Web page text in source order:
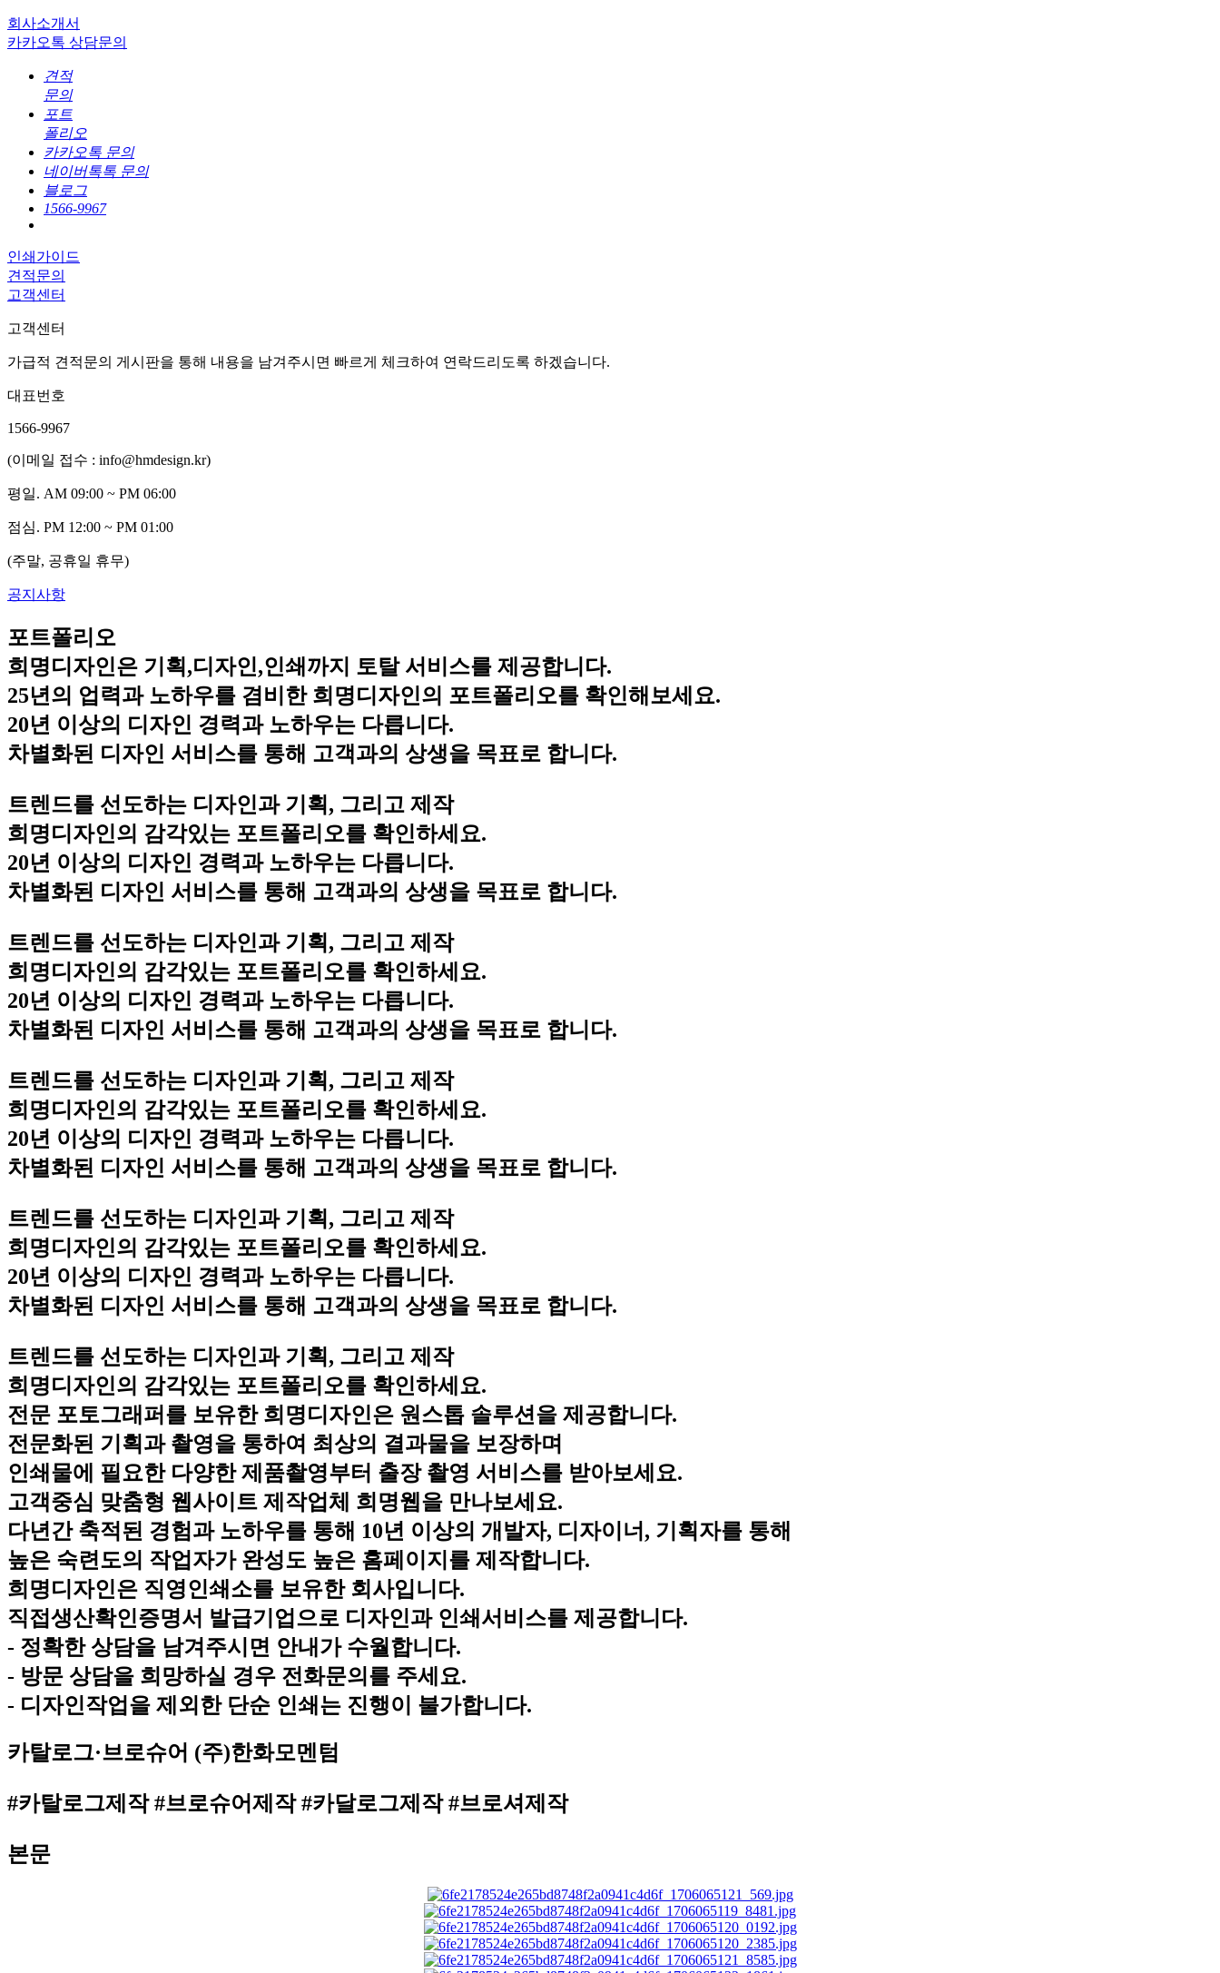
회사소개서
카카오톡 상담문의
견적
문의
포트
폴리오
카카오톡 문의
네이버톡톡 문의
블로그
1566-9967
인쇄가이드
견적문의
고객센터
고객센터
가급적 견적문의 게시판을 통해 내용을 남겨주시면 빠르게 체크하여 연락드리도록 하겠습니다.
대표번호
1566-9967
(이메일 접수 : info@hmdesign.kr)
평일. AM 09:00 ~ PM 06:00
점심. PM 12:00 ~ PM 01:00
(주말, 공휴일 휴무)
공지사항
포트폴리오
희명디자인은 기획,디자인,인쇄까지 토탈 서비스를 제공합니다.
25년의 업력과 노하우를 겸비한 희명디자인의 포트폴리오를 확인해보세요.
20년 이상의 디자인 경력과 노하우는 다릅니다.
차별화된 디자인 서비스를 통해 고객과의 상생을 목표로 합니다.
트렌드를 선도하는 디자인과 기획, 그리고 제작
희명디자인의 감각있는 포트폴리오를 확인하세요.
20년 이상의 디자인 경력과 노하우는 다릅니다.
차별화된 디자인 서비스를 통해 고객과의 상생을 목표로 합니다.
트렌드를 선도하는 디자인과 기획, 그리고 제작
희명디자인의 감각있는 포트폴리오를 확인하세요.
20년 이상의 디자인 경력과 노하우는 다릅니다.
차별화된 디자인 서비스를 통해 고객과의 상생을 목표로 합니다.
트렌드를 선도하는 디자인과 기획, 그리고 제작
희명디자인의 감각있는 포트폴리오를 확인하세요.
20년 이상의 디자인 경력과 노하우는 다릅니다.
차별화된 디자인 서비스를 통해 고객과의 상생을 목표로 합니다.
트렌드를 선도하는 디자인과 기획, 그리고 제작
희명디자인의 감각있는 포트폴리오를 확인하세요.
20년 이상의 디자인 경력과 노하우는 다릅니다.
차별화된 디자인 서비스를 통해 고객과의 상생을 목표로 합니다.
트렌드를 선도하는 디자인과 기획, 그리고 제작
희명디자인의 감각있는 포트폴리오를 확인하세요.
전문 포토그래퍼를 보유한 희명디자인은 원스톱 솔루션을 제공합니다.
전문화된 기획과 촬영을 통하여 최상의 결과물을 보장하며
인쇄물에 필요한 다양한 제품촬영부터 출장 촬영 서비스를 받아보세요.
고객중심 맞춤형 웹사이트 제작업체 희명웹을 만나보세요.
다년간 축적된 경험과 노하우를 통해 10년 이상의 개발자, 디자이너, 기획자를 통해
높은 숙련도의 작업자가 완성도 높은 홈페이지를 제작합니다.
희명디자인은 직영인쇄소를 보유한 회사입니다.
직접생산확인증명서 발급기업으로 디자인과 인쇄서비스를 제공합니다.
- 정확한 상담을 남겨주시면 안내가 수월합니다.
- 방문 상담을 희망하실 경우 전화문의를 주세요.
- 디자인작업을 제외한 단순 인쇄는 진행이 불가합니다.
카탈로그·브로슈어 (주)한화모멘텀
#카탈로그제작 #브로슈어제작 #카달로그제작 #브로셔제작
본문